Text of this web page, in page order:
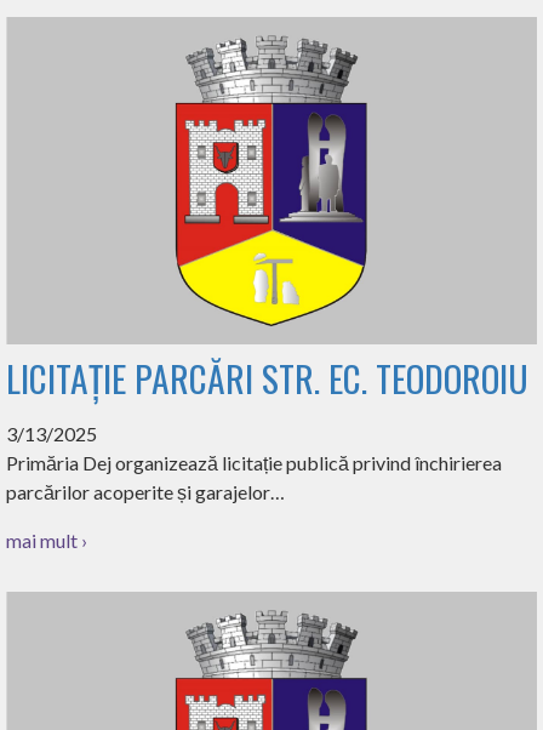
LICITAȚIE PARCĂRI STR. EC. TEODOROIU
3/13/2025
Primăria Dej organizează licitație publică privind închirierea
parcărilor acoperite și garajelor…
mai mult ›